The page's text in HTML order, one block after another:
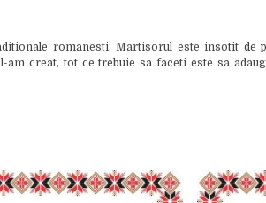
romanesti. Martisorul este insotit de
creat, tot ce trebuie sa faceti este sa